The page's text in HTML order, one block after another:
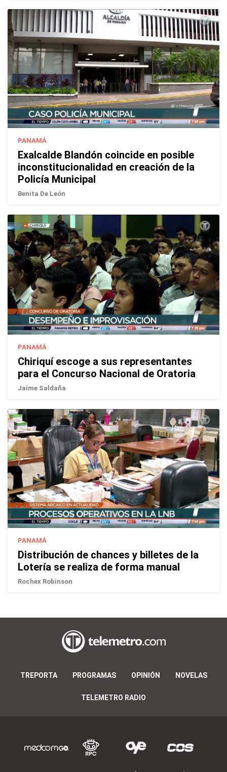
PANAMÁ
Exalcalde Blandón coincide en posible
inconstitucionalidad en creación de la
Policía Municipal
Benita De León
PANAMÁ
Chiriquí escoge a sus representantes
para el Concurso Nacional de Oratoria
Jaime Saldaña
PANAMÁ
Distribución de chances y billetes de la
Lotería se realiza de forma manual
Rochex Robinson
TREPORTA PROGRAMAS OPINIÓN NOVELAS
TELEMETRO RADIO